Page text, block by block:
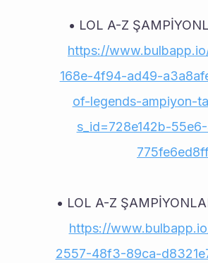
https://
168e-4f94-ad49-
of-legends-ampiyon-
s_id=728e142b-
https://
2557-48f3-89ca-